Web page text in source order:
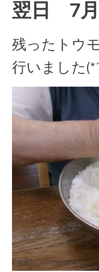
翌日 7月
残ったトウ
行いました